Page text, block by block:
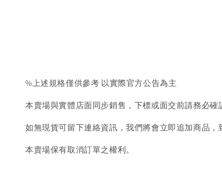
%上述規格僅供參考 以實際官方公告為主
本賣場與實體店面同步銷售，下標或面交前請務必確
如無現貨可留下連絡資訊，我們將會立即追加商品，
本賣場保有取消訂單之權利。